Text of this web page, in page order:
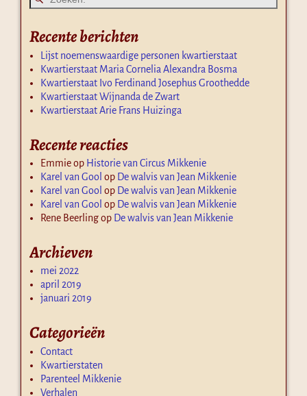
Recente berichten
Lijst noemenswaardige personen kwartierstaat
Kwartierstaat Maria Cornelia Alexandra Bosma
Kwartierstaat Ivo Ferdinand Josephus Groothedde
Kwartierstaat Wijnanda de Zwart
Kwartierstaat Arie Frans Huizinga
Recente reacties
Emmieop Historie van Circus Mikkenie
Karel van Gool op De walvis van Jean Mikkenie
Karel van Gool op De walvis van Jean Mikkenie
Karel van Gool op De walvis van Jean Mikkenie
Rene Beerlingop De walvis van Jean Mikkenie
Archieven
mei 2022
april 2019
januari 2019
Categorieën
Contact
Kwartierstaten
Parenteel Mikkenie
Verhalen